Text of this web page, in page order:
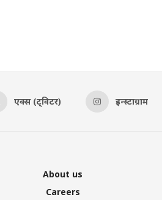
एक्स (ट्विटर) इन्स्टाग्राम
About us
Careers